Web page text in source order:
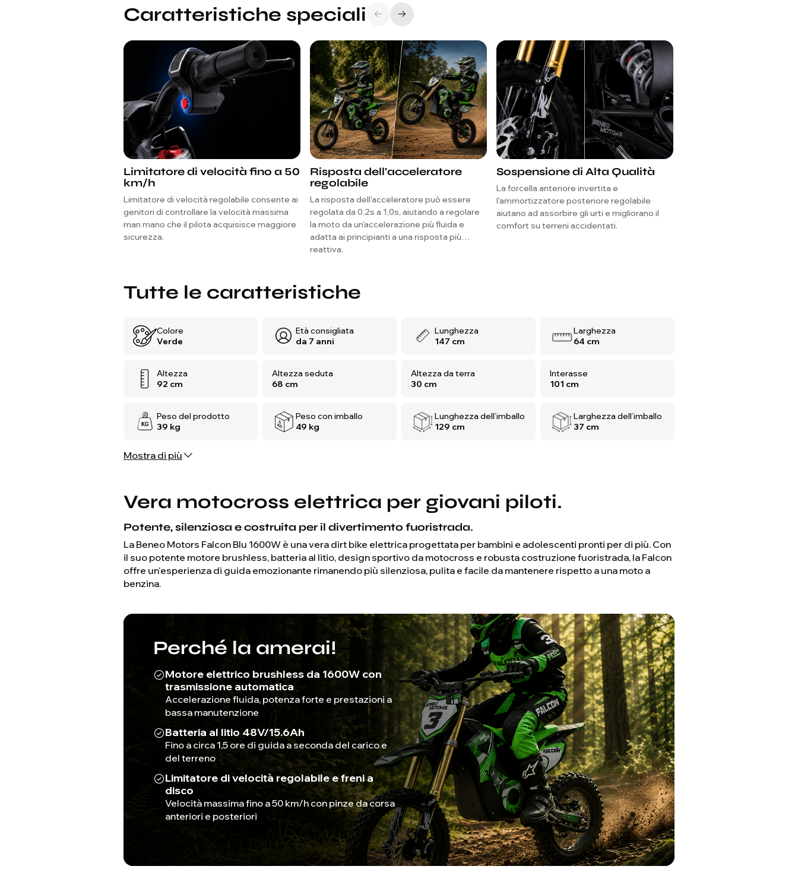
Caratteristiche speciali
Limitatore di velocità fino a 50
km/h
Limitatore di velocità regolabile consente ai
genitori di controllare la velocità massima
man mano che il pilota acquisisce maggiore
sicurezza.
Risposta dell'acceleratore
regolabile
La risposta dell'acceleratore può essere
regolata da 0,2s a 1,0s, aiutando a regolare
la moto da un'accelerazione più fluida e
adatta ai principianti a una risposta più
reattiva.
Sospensione di Alta Qualità
La forcella anteriore invertita e
l'ammortizzatore posteriore regolabile
aiutano ad assorbire gli urti e migliorano il
comfort su terreni accidentati.
Tutte le caratteristiche
Colore
Verde
Età consigliata
da 7 anni
Lunghezza
147 cm
Larghezza
64 cm
Altezza
92 cm
Altezza seduta
68 cm
Altezza da terra
30 cm
Interasse
101 cm
Peso del prodotto
39 kg
Peso con imballo
49 kg
Lunghezza dell’imballo
129 cm
Larghezza dell’imballo
37 cm
Mostra di più
Vera motocross elettrica per giovani piloti.
Potente, silenziosa e costruita per il divertimento fuoristrada.
La Beneo Motors Falcon Blu 1600W è una vera dirt bike elettrica progettata per bambini e adolescenti pronti per di più. Con
il suo potente motore brushless, batteria al litio, design sportivo da motocross e robusta costruzione fuoristrada, la Falcon
offre un'esperienza di guida emozionante rimanendo più silenziosa, pulita e facile da mantenere rispetto a una moto a
benzina.
Perché la amerai!
Motore elettrico brushless da 1600W con
trasmissione automatica
Accelerazione fluida, potenza forte e prestazioni a
bassa manutenzione
Batteria al litio 48V/15.6Ah
Fino a circa 1,5 ore di guida a seconda del carico e
del terreno
Limitatore di velocità regolabile e freni a
disco
Velocità massima fino a 50 km/h con pinze da corsa
anteriori e posteriori